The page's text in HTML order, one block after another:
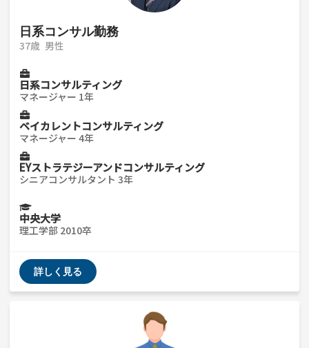
日系コンサル勤務
37歳 男性
日系コンサルティング
マネージャー 1年
ベイカレントコンサルティング
マネージャー 4年
EYストラテジーアンドコンサルティング
シニアコンサルタント 3年
中央大学
理工学部 2010卒
詳しく見る